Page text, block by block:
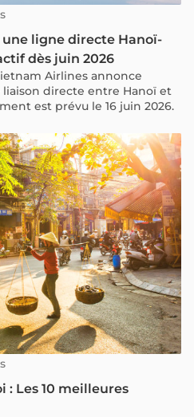
ligne directe Hanoï-
dès juin 2026
Airlines annonce
liaison directe entre Hanoï et
est prévu le 16 juin 2026.
: Les 10 meilleures